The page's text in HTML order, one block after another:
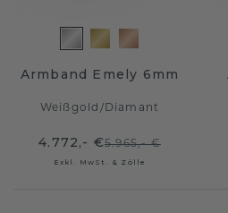
Armband Emely 6mm
Weißgold / Diamant
4.772,- €5.965,- €
Exkl. MwSt. & Zölle